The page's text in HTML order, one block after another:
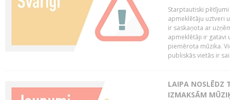
Starptautiski
apmeklētāju uztveri
ir saskaņota ar
apmeklētāji ir gatavi
piemērota mūzika.
publiskās vietās ir
LAIPA NOSLĒDZ
IZMAKSĀM